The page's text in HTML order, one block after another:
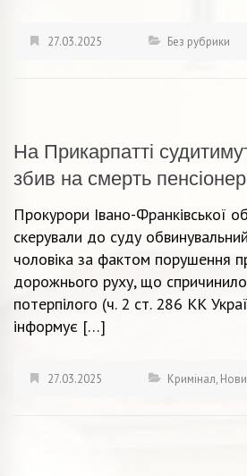
27.03.2025 Без рубрики
На Прикарпатті
збив на смерть
Прокурори Івано-Франківської
скерували до суду
чоловіка за фактом порушення
дорожнього руху, що
потерпілого (ч. 2 ст. 286 КК
інформує […]
27.03.2025 Кримінал,